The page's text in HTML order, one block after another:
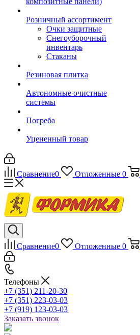
Розничный ассортимент
Очки защитные
Снегоуборочный
инвентарь
Стаканы
Резиновая плитка
Автономные очистные
системы
Погреба
Уцененный товар
Сравнение0 Отложенные 0
Сравнение0 Отложенные 0
Телефоны
+7 (351) 211-20-30
+7 (351) 223-03-03
+7 (919) 123-03-03
Заказать звонок